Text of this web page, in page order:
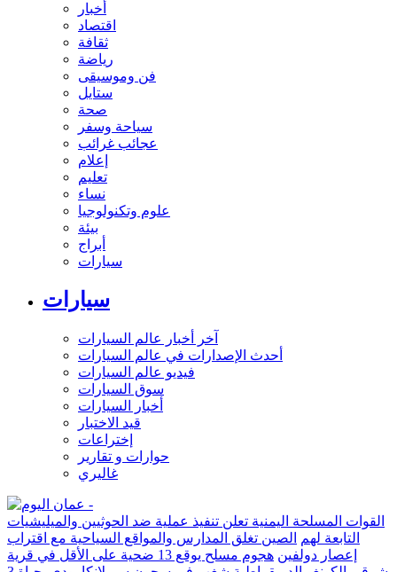
أخبار
اقتصاد
ثقافة
رياضة
فن وموسيقى
ستايل
صحة
سياحة وسفر
عجائب غرائب
إعلام
تعليم
نساء
علوم وتكنولوجيا
بيئة
أبراج
سيارات
سيارات
آخر أخبار عالم السيارات
أحدث الإصدارات في عالم السيارات
فيديو عالم السيارات
سوق السيارات
أخبار السيارات
قيد الاختبار
إختراعات
حوارات و تقارير
غاليري
القوات المسلحة اليمنية تعلن تنفيذ عملية ضد الحوثيين والميليشيات
التابعة لهم
الصين تغلق المدارس والمواقع السياحية مع اقتراب
إعصار دولفين
هجوم مسلح يوقع 13 ضحية على الأقل في قرية